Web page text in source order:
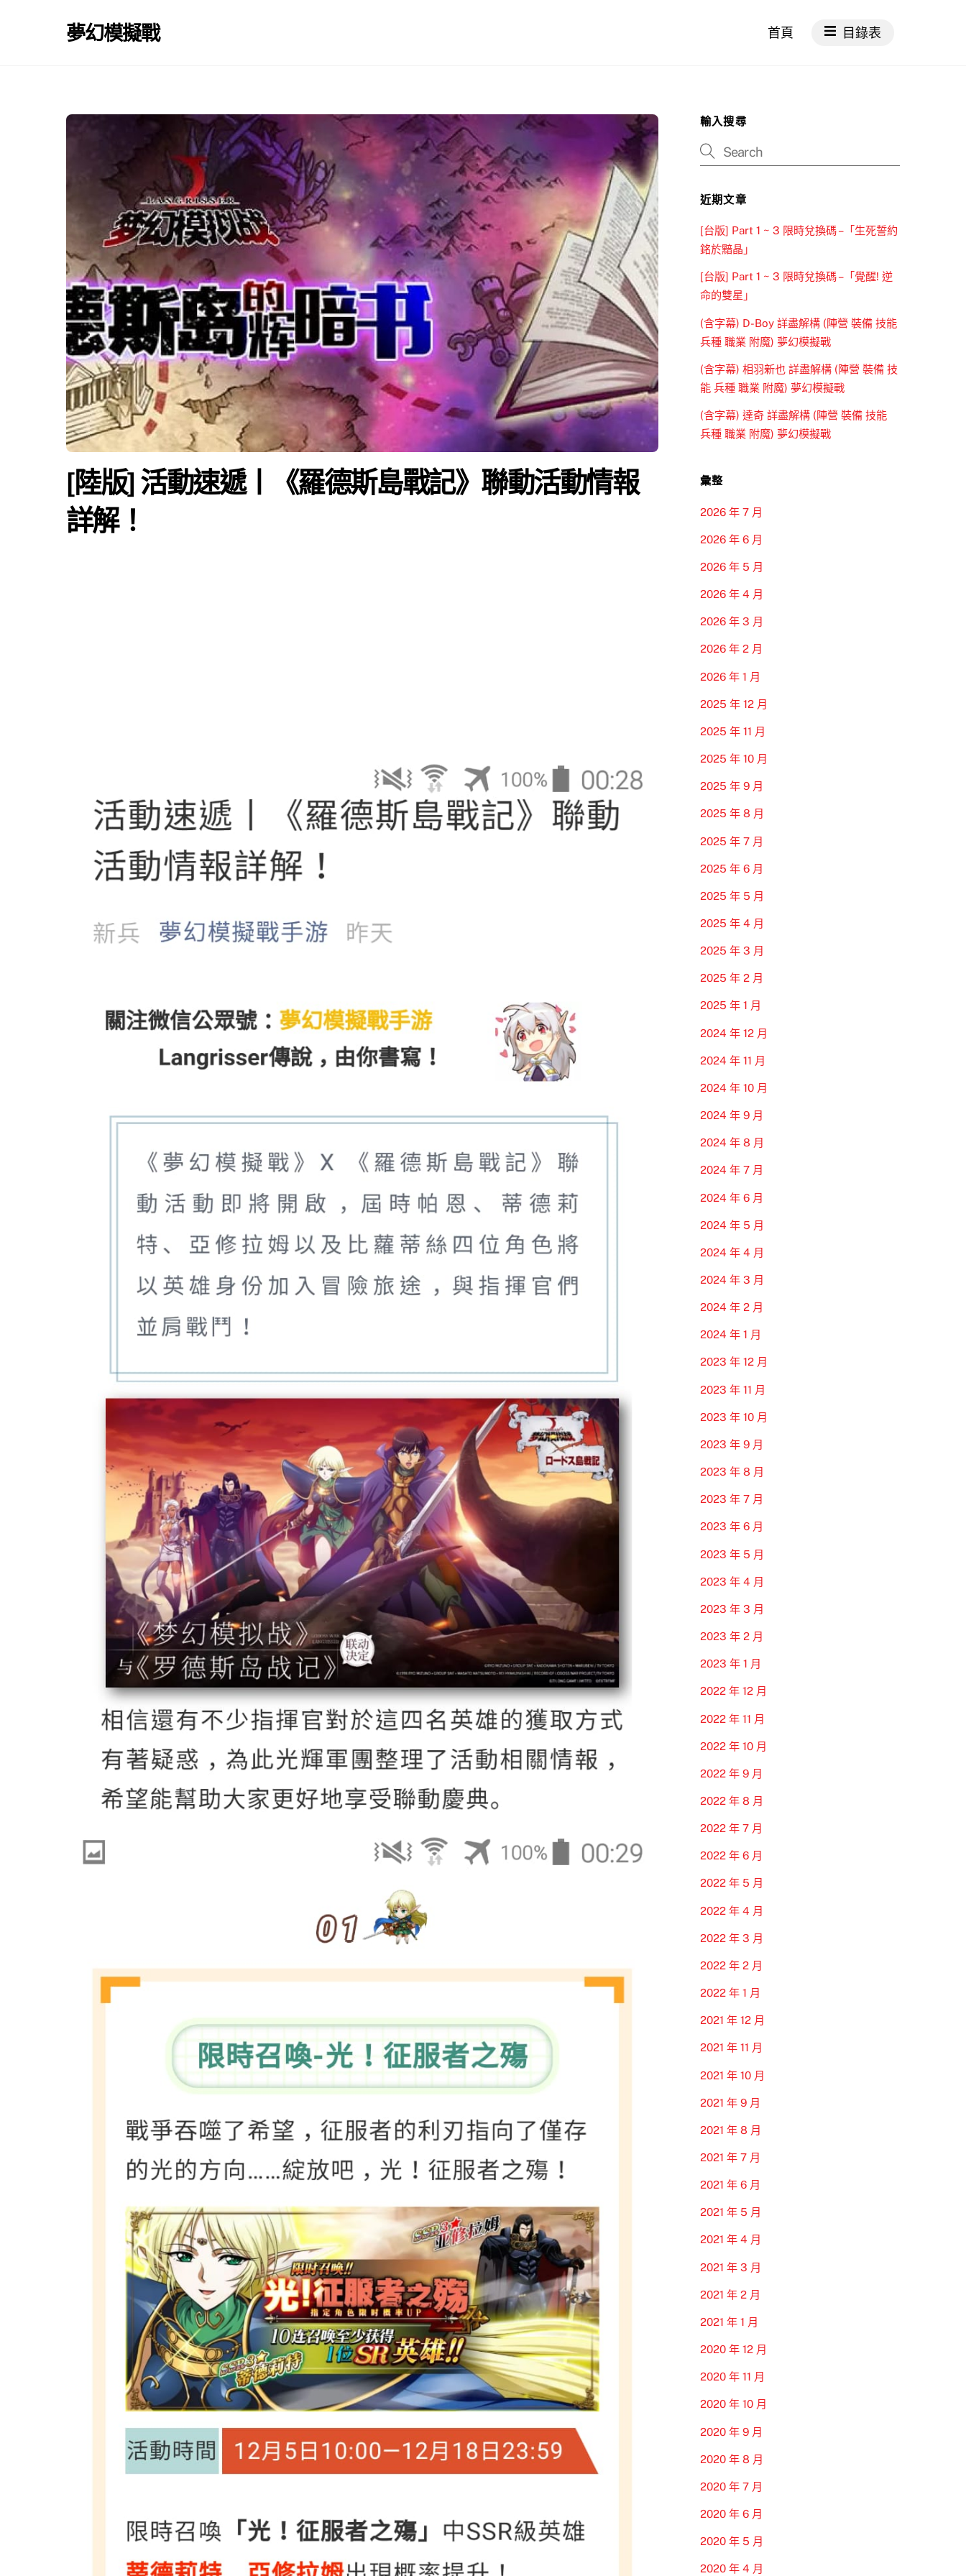
夢幻模擬戰 首頁 目錄表
[陸版] 活動速遞丨《羅德斯島戰記》聯動活動情報
詳解！
輸入搜尋
近期文章
[台版] Part 1 ~ 3 限時兌換碼 –「生死誓約
銘於黯晶」
[台版] Part 1 ~ 3 限時兌換碼 –「覺醒! 逆
命的雙星」
(含字幕) D-Boy 詳盡解構 (陣營 裝備 技能
兵種 職業 附魔) 夢幻模擬戰
(含字幕) 相羽新也 詳盡解構 (陣營 裝備 技
能 兵種 職業 附魔) 夢幻模擬戰
(含字幕) 達奇 詳盡解構 (陣營 裝備 技能
兵種 職業 附魔) 夢幻模擬戰
彙整
2026 年 7 月
2026 年 6 月
2026 年 5 月
2026 年 4 月
2026 年 3 月
2026 年 2 月
2026 年 1 月
2025 年 12 月
2025 年 11 月
2025 年 10 月
2025 年 9 月
2025 年 8 月
2025 年 7 月
2025 年 6 月
2025 年 5 月
2025 年 4 月
2025 年 3 月
2025 年 2 月
2025 年 1 月
2024 年 12 月
2024 年 11 月
2024 年 10 月
2024 年 9 月
2024 年 8 月
2024 年 7 月
2024 年 6 月
2024 年 5 月
2024 年 4 月
2024 年 3 月
2024 年 2 月
2024 年 1 月
2023 年 12 月
2023 年 11 月
2023 年 10 月
2023 年 9 月
2023 年 8 月
2023 年 7 月
2023 年 6 月
2023 年 5 月
2023 年 4 月
2023 年 3 月
2023 年 2 月
2023 年 1 月
2022 年 12 月
2022 年 11 月
2022 年 10 月
2022 年 9 月
2022 年 8 月
2022 年 7 月
2022 年 6 月
2022 年 5 月
2022 年 4 月
2022 年 3 月
2022 年 2 月
2022 年 1 月
2021 年 12 月
2021 年 11 月
2021 年 10 月
2021 年 9 月
2021 年 8 月
2021 年 7 月
2021 年 6 月
2021 年 5 月
2021 年 4 月
2021 年 3 月
2021 年 2 月
2021 年 1 月
2020 年 12 月
2020 年 11 月
2020 年 10 月
2020 年 9 月
2020 年 8 月
2020 年 7 月
2020 年 6 月
2020 年 5 月
2020 年 4 月